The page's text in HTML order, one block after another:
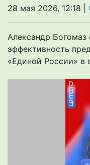
28 мая 2026, 12:18 |
Александр Богомаз
эффективность
«Единой России» в